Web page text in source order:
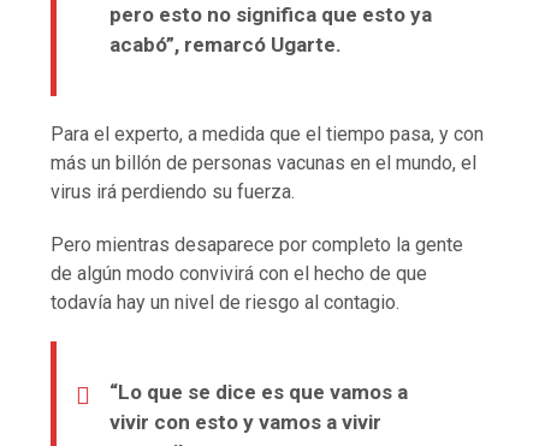
pero esto no significa que esto ya
acabó”, remarcó Ugarte.
Para el experto, a medida que el tiempo pasa, y con
más un billón de personas vacunas en el mundo, el
virus irá perdiendo su fuerza.
Pero mientras desaparece por completo la gente
de algún modo convivirá con el hecho de que
todavía hay un nivel de riesgo al contagio.
“Lo que se dice es que vamos a
vivir con esto y vamos a vivir